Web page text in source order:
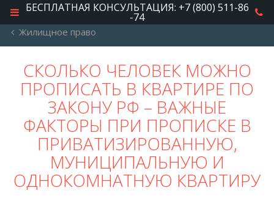
БЕСПЛАТНАЯ КОНСУЛЬТАЦИЯ: +7 (800) 511-86
-74
Жилищное право
СКОЛЬКО ЧЕЛОВЕК МОЖНО
ПРОПИСАТЬ В КВАРТИРЕ ПО
ЗАКОНУ РФ – ВАЖНЫЕ
ФАКТОРЫ ПРИ ПРОПИСКЕ В
ПРИВАТИЗИРОВАННУЮ,
МУНИЦИПАЛЬНУЮ И
ОДНОКОМНАТНУЮ КВАРТИРУ
Автомобильное право
Авторское право
Административное право
Военное право
Гражданское право